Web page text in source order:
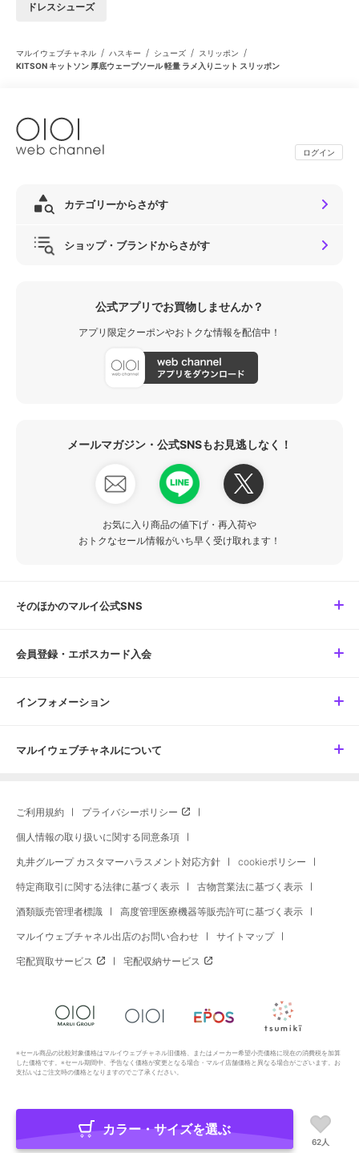
ドレスシューズ
マルイウェブチャネル / ハスキー / シューズ / スリッポン /
KITSON キットソン 厚底ウェーブソール 軽量 ラメ入りニット スリッポン
ログイン
カテゴリーからさがす
ショップ・ブランドからさがす
公式アプリでお買物しませんか？
アプリ限定クーポンやおトクな情報を配信中！
メールマガジン・公式SNSもお見逃しなく！
お気に入り商品の値下げ・再入荷や
おトクなセール情報がいち早く受け取れます！
そのほかのマルイ公式SNS
会員登録・エポスカード入会
インフォメーション
マルイウェブチャネルについて
ご利用規約 プライバシーポリシー
個人情報の取り扱いに関する同意条項
丸井グループ カスタマーハラスメント対応方針 cookieポリシー
特定商取引に関する法律に基づく表示 古物営業法に基づく表示
酒類販売管理者標識 高度管理医療機器等販売許可に基づく表示
マルイウェブチャネル出店のお問い合わせ サイトマップ
宅配買取サービス 宅配収納サービス
※セール商品の比較対象価格はマルイウェブチャネル旧価格、またはメーカー希望小売価格に現在の消費税を加算
した価格です。※セール期間中、予告なく価格が変更となる場合・マルイ店舗価格と異なる場合がございます。お
支払いはご注文時の価格となりますのでご了承ください。
Copyright All Rights Reserved. MARUI Co., Ltd
カラー・サイズを選ぶ
62人